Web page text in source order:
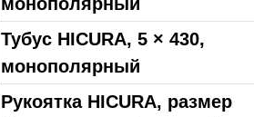
Тубус HICURA, 5 × 430,
монополярный
Рукоятка HICURA, размер